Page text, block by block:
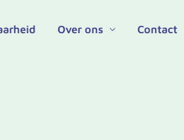
Over ons Contact